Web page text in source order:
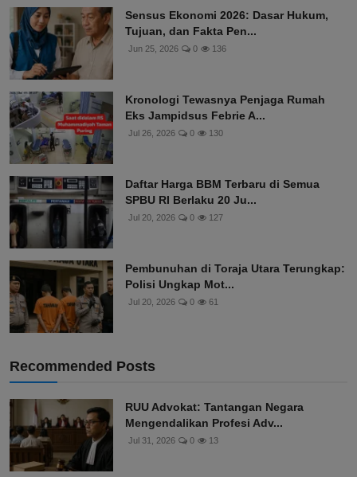
Sensus Ekonomi 2026: Dasar Hukum,
Tujuan, dan Fakta Pen...
Jun 25, 2026 0 136
Kronologi Tewasnya Penjaga Rumah
Eks Jampidsus Febrie A...
Jul 26, 2026 0 130
Daftar Harga BBM Terbaru di Semua
SPBU RI Berlaku 20 Ju...
Jul 20, 2026 0 127
Pembunuhan di Toraja Utara Terungkap:
Polisi Ungkap Mot...
Jul 20, 2026 0 61
Recommended Posts
RUU Advokat: Tantangan Negara
Mengendalikan Profesi Adv...
Jul 31, 2026 0 13